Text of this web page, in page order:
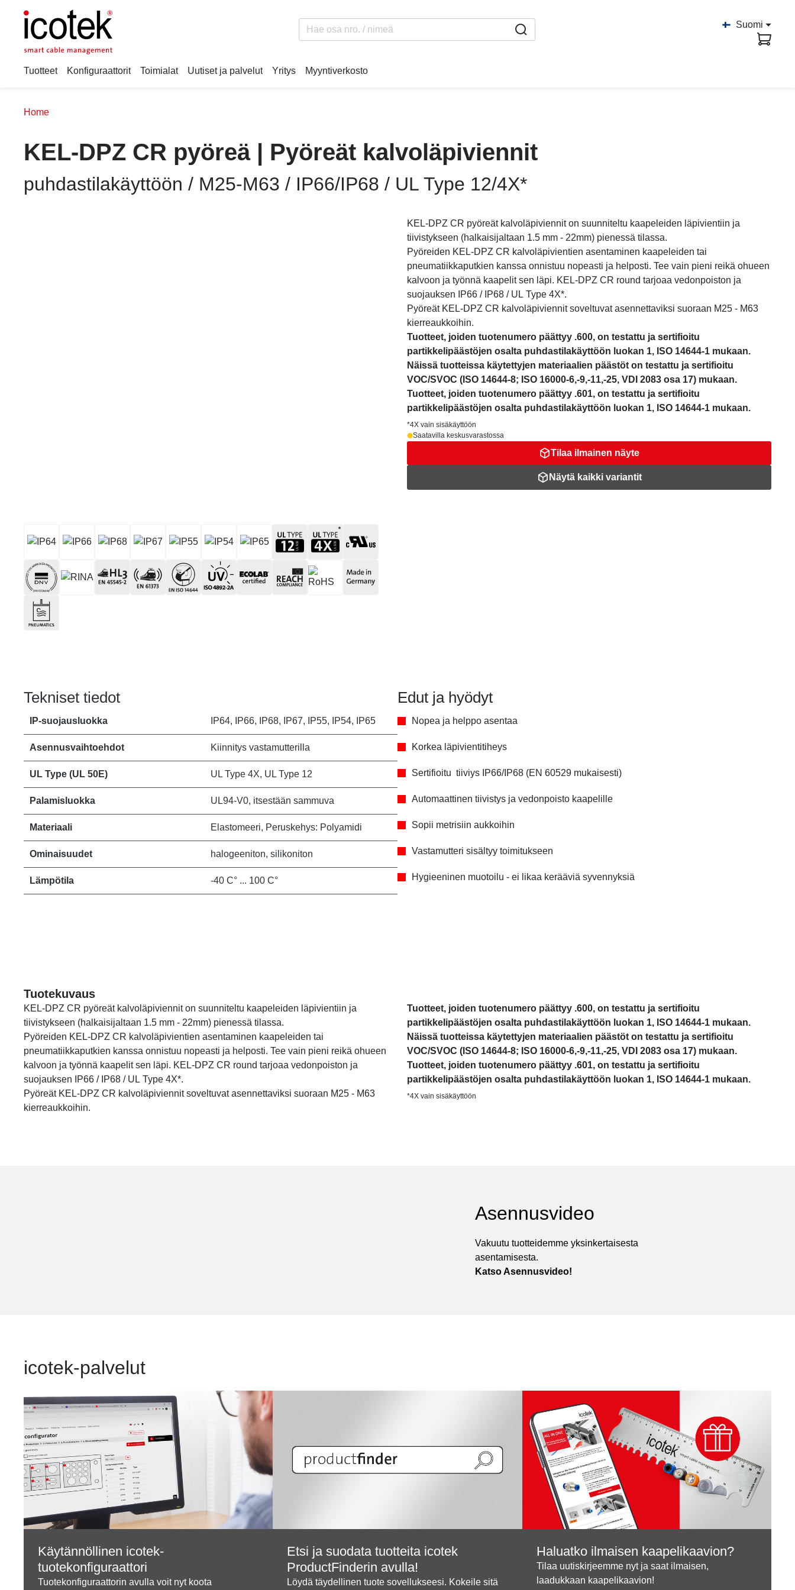
Suomi
Tuotteet Konfiguraattorit Toimialat Uutiset ja palvelut Yritys Myyntiverkosto
Home
KEL-DPZ CR pyöreä | Pyöreät kalvoläpiviennit
puhdastilakäyttöön / M25-M63 / IP66/IP68 / UL Type 12/4X*
KEL-DPZ CR pyöreät kalvoläpiviennit on suunniteltu kaapeleiden läpivientiin ja
tiivistykseen (halkaisijaltaan 1.5 mm - 22mm) pienessä tilassa.
Pyöreiden KEL-DPZ CR kalvoläpivientien asentaminen kaapeleiden tai
pneumatiikkaputkien kanssa onnistuu nopeasti ja helposti. Tee vain pieni reikä ohueen
kalvoon ja työnnä kaapelit sen läpi. KEL-DPZ CR round tarjoaa vedonpoiston ja
suojauksen IP66 / IP68 / UL Type 4X*.
Pyöreät KEL-DPZ CR kalvoläpiviennit soveltuvat asennettaviksi suoraan M25 - M63
kierreaukkoihin.
Tuotteet, joiden tuotenumero päättyy .600, on testattu ja sertifioitu
partikkelipäästöjen osalta puhdastilakäyttöön luokan 1, ISO 14644-1 mukaan.
Näissä tuotteissa käytettyjen materiaalien päästöt on testattu ja sertifioitu
VOC/SVOC (ISO 14644-8; ISO 16000-6,-9,-11,-25, VDI 2083 osa 17) mukaan.
Tuotteet, joiden tuotenumero päättyy .601, on testattu ja sertifioitu
partikkelipäästöjen osalta puhdastilakäyttöön luokan 1, ISO 14644-1 mukaan.
*4X vain sisäkäyttöön
Saatavilla keskusvarastossa
Tilaa ilmainen näyte
Näytä kaikki variantit
Tekniset tiedot
IP-suojausluokka IP64, IP66, IP68, IP67, IP55, IP54, IP65
Asennusvaihtoehdot Kiinnitys vastamutterilla
UL Type (UL 50E) UL Type 4X, UL Type 12
Palamisluokka UL94-V0, itsestään sammuva
Materiaali Elastomeeri, Peruskehys: Polyamidi
Ominaisuudet halogeeniton, silikoniton
Lämpötila -40 C° ... 100 C°
Edut ja hyödyt
Nopea ja helppo asentaa
Korkea läpivientitiheys
Sertifioitu tiiviys IP66/IP68 (EN 60529 mukaisesti)
Automaattinen tiivistys ja vedonpoisto kaapelille
Sopii metrisiin aukkoihin
Vastamutteri sisältyy toimitukseen
Hygieeninen muotoilu - ei likaa kerääviä syvennyksiä
Tuotekuvaus
KEL-DPZ CR pyöreät kalvoläpiviennit on suunniteltu kaapeleiden läpivientiin ja
tiivistykseen (halkaisijaltaan 1.5 mm - 22mm) pienessä tilassa.
Pyöreiden KEL-DPZ CR kalvoläpivientien asentaminen kaapeleiden tai
pneumatiikkaputkien kanssa onnistuu nopeasti ja helposti. Tee vain pieni reikä ohueen
kalvoon ja työnnä kaapelit sen läpi. KEL-DPZ CR round tarjoaa vedonpoiston ja
suojauksen IP66 / IP68 / UL Type 4X*.
Pyöreät KEL-DPZ CR kalvoläpiviennit soveltuvat asennettaviksi suoraan M25 - M63
kierreaukkoihin.
Tuotteet, joiden tuotenumero päättyy .600, on testattu ja sertifioitu
partikkelipäästöjen osalta puhdastilakäyttöön luokan 1, ISO 14644-1 mukaan.
Näissä tuotteissa käytettyjen materiaalien päästöt on testattu ja sertifioitu
VOC/SVOC (ISO 14644-8; ISO 16000-6,-9,-11,-25, VDI 2083 osa 17) mukaan.
Tuotteet, joiden tuotenumero päättyy .601, on testattu ja sertifioitu
partikkelipäästöjen osalta puhdastilakäyttöön luokan 1, ISO 14644-1 mukaan.
*4X vain sisäkäyttöön
Asennusvideo
Vakuutu tuotteidemme yksinkertaisesta
asentamisesta.
Katso Asennusvideo!
icotek-palvelut
Käytännöllinen icotek-
tuotekonfiguraattori
Tuotekonfiguraattorin avulla voit nyt koota
Etsi ja suodata tuotteita icotek
ProductFinderin avulla!
Löydä täydellinen tuote sovellukseesi. Kokeile sitä
Haluatko ilmaisen kaapelikaavion?
Tilaa uutiskirjeemme nyt ja saat ilmaisen,
laadukkaan kaapelikaavion!